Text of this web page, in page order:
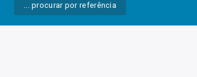
... procurar por referência